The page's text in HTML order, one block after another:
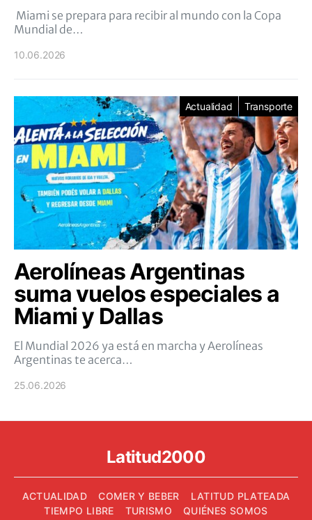
Miami se prepara para recibir al mundo con la Copa
Mundial de…
10.06.2026
Actualidad Transporte
Aerolíneas Argentinas
suma vuelos especiales a
Miami y Dallas
El Mundial 2026 ya está en marcha y Aerolíneas
Argentinas te acerca…
25.06.2026
Latitud2000
ACTUALIDAD COMER Y BEBER
LATITUD PLATEADA
TIEMPO LIBRE
TURISMO
QUIÉNES SOMOS